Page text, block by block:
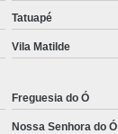
Tatuapé
Vila Matilde
Freguesia do Ó
Nossa Senhora do Ó